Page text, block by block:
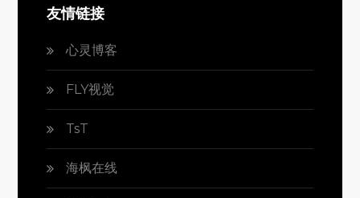
友情链接
心灵博客
FLY视觉
TsT
海枫在线